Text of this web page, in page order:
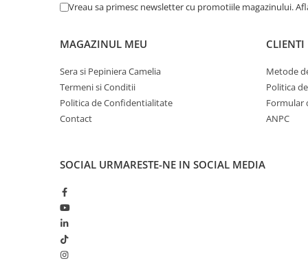
Vreau sa primesc newsletter cu promotiile magazinului.
MAGAZINUL MEU
Sera si Pepiniera Camelia
Termeni si Conditii
Politica de Confidentialitate
Contact
CLIENTI
Metode
Politica
Formular
ANPC
SOCIAL URMARESTE-NE IN SOCIAL MEDIA